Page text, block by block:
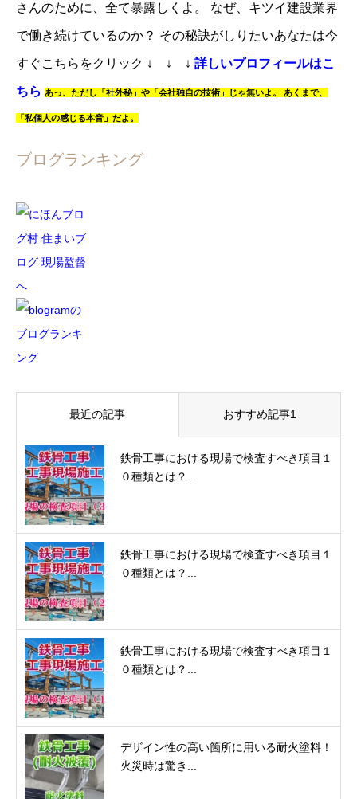
さんのために、全て暴露しくよ。 なぜ、キツイ建設業界
で働き続けているのか？ その秘訣がしりたいあなたは今
すぐこちらをクリック ↓ ↓ ↓ 詳しいプロフィールはこ
ちら あっ、 ただし「社外秘」や「会社独自の技術」じゃ無いよ。 あくまで、
「私個人の感じる本音」だよ。
ブログランキング
最近の記事 おすすめ記事1
鉄骨工事における現場で検査すべき項目１
０種類とは？...
鉄骨工事における現場で検査すべき項目１
０種類とは？...
鉄骨工事における現場で検査すべき項目１
０種類とは？...
デザイン性の高い箇所に用いる耐火塗料！
火災時は驚き...